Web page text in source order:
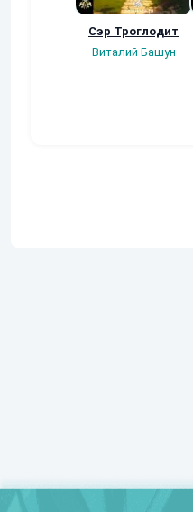
Сэр Троглодит
Виталий Башун